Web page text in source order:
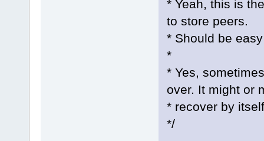
* Yeah, this is
to store peers.
* Should be
*
* Yes,
over. It might or
* recover by
*/